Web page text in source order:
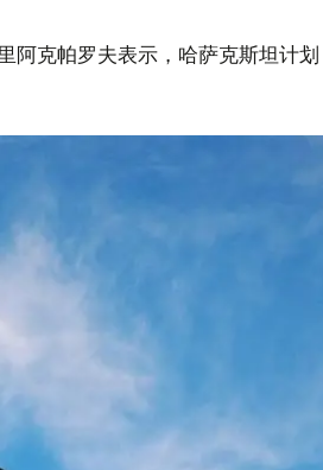
阿克帕罗夫表示，哈萨克斯坦计划